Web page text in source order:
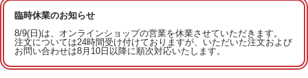
臨時休業のお知らせ
8/9(日)は、オンラインショップの営業を休業させていただきます。
注文については24時間受け付けておりますが、いただいた注文および
お問い合わせは8月10日以降に順次対応いたします。